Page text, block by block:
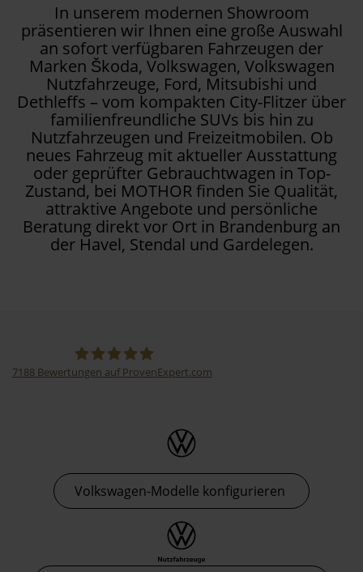
In unserem modernen Showroom
präsentieren wir Ihnen eine große Auswahl
an sofort verfügbaren Fahrzeugen der
Marken Škoda, Volkswagen, Volkswagen
Nutzfahrzeuge, Ford, Mitsubishi und
Dethleffs – vom kompakten City-Flitzer über
familienfreundliche SUVs bis hin zu
Nutzfahrzeugen und Freizeitmobilen. Ob
neues Fahrzeug mit aktueller Ausstattung
oder geprüfter Gebrauchtwagen in Top-
Zustand, bei MOTHOR finden Sie Qualität,
attraktive Angebote und persönliche
Beratung direkt vor Ort in Brandenburg an
der Havel, Stendal und Gardelegen.
7188 Bewertungen auf ProvenExpert.com
Volkswagen-Modelle konfigurieren